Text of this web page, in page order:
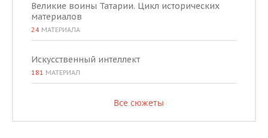
Великие воины Татарии. Цикл исторических
материалов
24 МАТЕРИАЛА
Искусственный интеллект
181 МАТЕРИАЛ
Все сюжеты